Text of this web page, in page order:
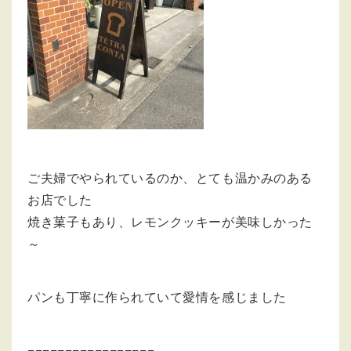
ご夫婦でやられているのか、とても温かみのある
お店でした
焼き菓子もあり、レモンクッキーが美味しかった
～
パンも丁寧に作られていて愛情を感じました